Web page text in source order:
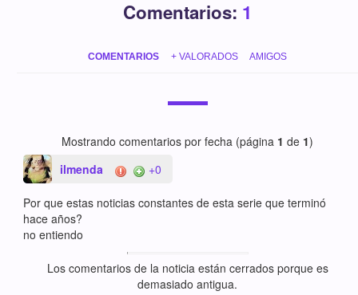
Comentarios: 1
COMENTARIOS + VALORADOS AMIGOS
Mostrando comentarios por fecha (página 1 de 1)
ilmenda
+0
Por que estas noticias constantes de esta serie que terminó
hace años?
no entiendo
Los comentarios de la noticia están cerrados porque es
demasiado antigua.